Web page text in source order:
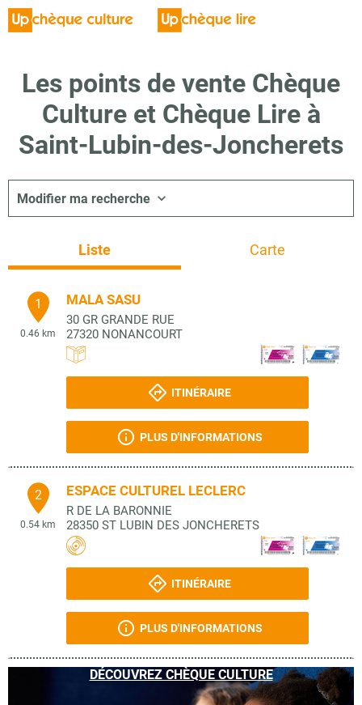
Les points de vente Chèque
Culture et Chèque Lire à
Saint-Lubin-des-Joncherets
Modifier ma recherche
Liste Carte
1
0.46 km
MALA SASU
30 GR GRANDE RUE
27320 NONANCOURT
ITINÉRAIRE
PLUS D'INFORMATIONS
2
0.54 km
ESPACE CULTUREL LECLERC
R DE LA BARONNIE
28350 ST LUBIN DES JONCHERETS
ITINÉRAIRE
PLUS D'INFORMATIONS
DÉCOUVREZ CHÈQUE CULTURE